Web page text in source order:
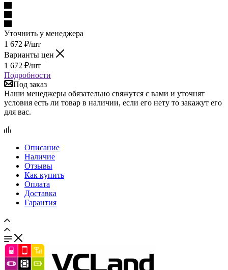
Варианты цен
1 672
Подробности
Под заказ
Наши менеджеры обязательно свяжутся с вами и уточнят
условия есть ли товар в наличии, если его нету то закажут его
для вас.
Описание
Оплата
Доставка
Гарантия
Сравнение 0 Избранные товары